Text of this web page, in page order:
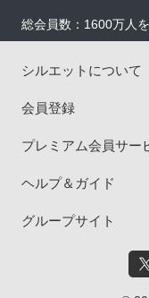
総会員数：1600万人
シルエットについて
会員登録
プレミアム会員サー
ヘルプ＆ガイド
グループサイト